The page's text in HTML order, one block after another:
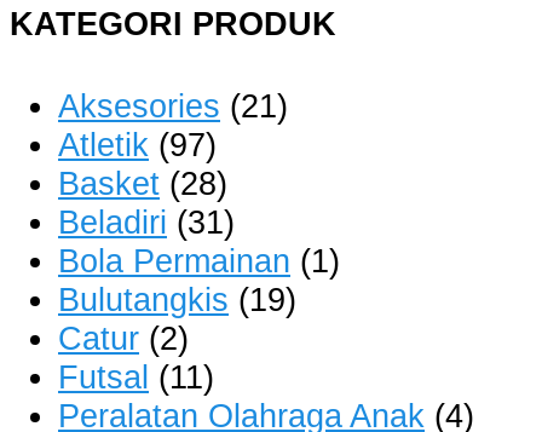
KATEGORI PRODUK
Aksesories (21)
Atletik (97)
Basket (28)
Beladiri (31)
Bola Permainan (1)
Bulutangkis (19)
Catur (2)
Futsal (11)
Peralatan Olahraga Anak (4)